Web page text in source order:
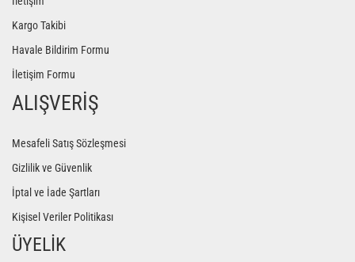
Kargo Takibi
Havale Bildirim Formu
İletişim Formu
ALIŞVERİŞ
Mesafeli Satış Sözleşmesi
Gizlilik ve Güvenlik
İptal ve İade Şartları
Kişisel Veriler Politikası
ÜYELİK